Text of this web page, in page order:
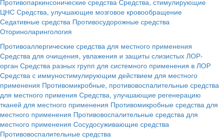
ЦНС Средства, улучшающие мозговое кровообращение
Седативные средства Противосудорожные средства
Оториноларингология
Противоаллергические средства для местного применения
Средства для очищения, увлажения и защиты слизистых ЛОР-
орган Средства разных групп для системного применения в ЛОР
Средства с иммуностимулирующим действием для местного
применения Противомикробные, противовоспалительные средства
для местного примения Средства, улучшающие регенерацию
тканей для местного применения Противомикробные средства для
местного применения Противовоспалительные средства для
местного применения Сосудосуживающие средства
Противовоспалительные средства